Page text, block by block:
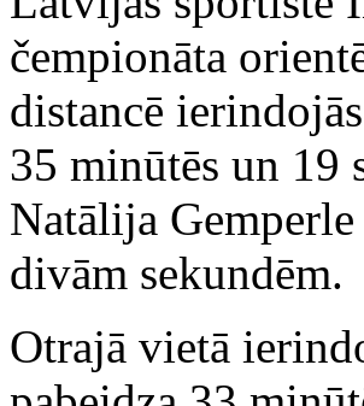
čempionāta
distancē
35 minūtēs un 19
Natālija
divām sekundēm.
Otrajā vietā